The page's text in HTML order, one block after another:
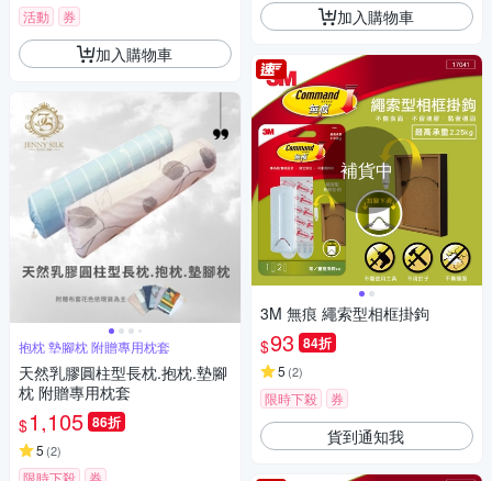
活動 券
加入購物車
抱枕 墊腳枕 附贈專用枕套
天然乳膠圓柱型長枕.抱枕.墊腳
枕 附贈專用枕套
$1,105 86折
5 (2)
加入購物車
補貨中
3M 無痕 繩索型相框掛鉤
$93 84折
5 (2)
限時下殺 券
貨到通知我